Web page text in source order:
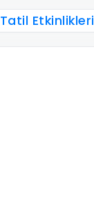
Tatil Etkinlikleri